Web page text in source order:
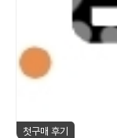
첫구매 후기